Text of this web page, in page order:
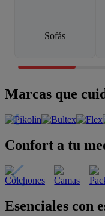
Sofás
Marcas que
Confort a tu
Esenciales con